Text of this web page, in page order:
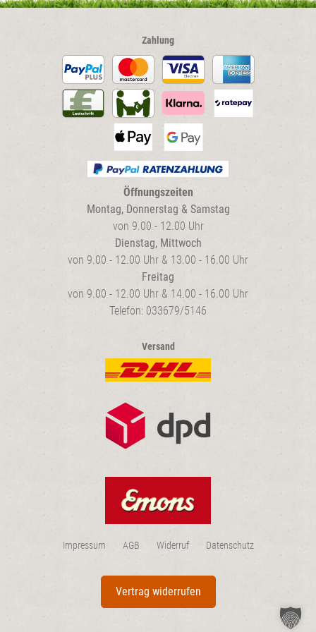
werden
Zahlung
Öffnungszeiten
Montag, Donnerstag & Samstag
von 9.00 - 12.00 Uhr
Dienstag, Mittwoch
von 9.00 - 12.00 Uhr & 13.00 - 16.00 Uhr
Freitag
von 9.00 - 12.00 Uhr & 14.00 - 16.00 Uhr
Telefon: 033679/5146
Versand
Impressum AGB Widerruf Datenschutz
Vertrag widerrufen